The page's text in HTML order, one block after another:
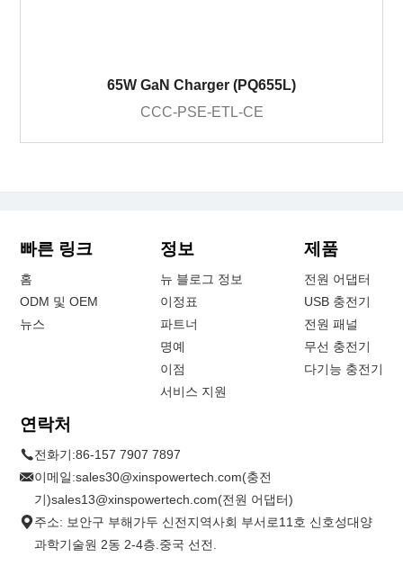
65W GaN Charger (PQ655L)
CCC-PSE-ETL-CE
빠른 링크
홈
ODM 및 OEM
뉴스
정보
뉴 블로그 정보
이정표
파트너
명예
이점
서비스 지원
제품
전원 어댑터
USB 충전기
전원 패널
무선 충전기
다기능 충전기
연락처
전화기:86-157 7907 7897
이메일:sales30@xinspowertech.com(충전
기)sales13@xinspowertech.com(전원 어댑터)
주소: 보안구 부해가두 신전지역사회 부서로11호 신호성대양
과학기술원 2동 2-4층.중국 선전.